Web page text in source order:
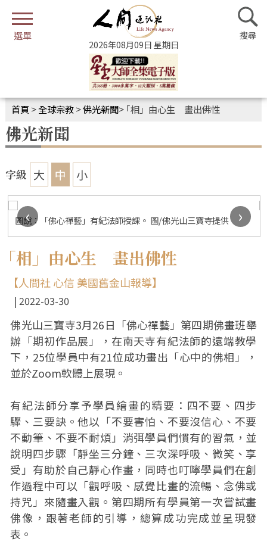
2026年08月09日 星期日
首頁 >全球宗教>佛光新聞> ｢相」由心生 畫出佛性
佛光新聞
字級 大 中 小
圖說：「佛心禪藝」有紀法師授課。 圖/佛光山三寶寺提供
‹
›
｢相」由心生 畫出佛性
【人間社 心信 美國舊金山報導】
2022-03-30
佛光山三寶寺3月26日「佛心禪藝」第四期佛畫班舉
辦「期初作品展」，在南天寺有紀法師的遠端教學
下，25位學員中有21位成功畫出「心中的佛相」，
並於Zoom軟體上展現。
有紀法師分享予學員繪畫的精要：四不要、四步
驟、三要訣。他以「不要害怕、不要沒信心、不要
不動筆、不要不耐煩」消弭學員們慣有的習氣，並
說明四步驟「靜坐三分鐘、三次深呼吸、微笑、享
受」有助於自己靜心作畫，同時也叮嚀學員們在創
作過程中可以「觀呼吸、感覺比畫的流暢、念佛或
持咒」來隨畫入觀。第四期所有學員第一次嘗試畫
佛像，跟著老師的引導，總算成功完成並呈現發
表。